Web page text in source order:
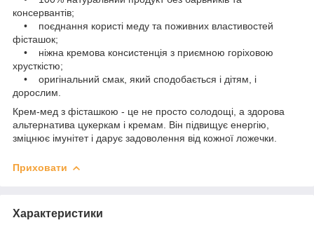
консервантів;
• поєднання користі меду та поживних властивостей
фісташок;
• ніжна кремова консистенція з приємною горіховою
хрусткістю;
• оригінальний смак, який сподобається і дітям, і
дорослим.
Крем-мед з фісташкою - це не просто солодощі, а здорова
альтернатива цукеркам і кремам. Він підвищує енергію,
зміцнює імунітет і дарує задоволення від кожної ложечки.
Приховати
Характеристики